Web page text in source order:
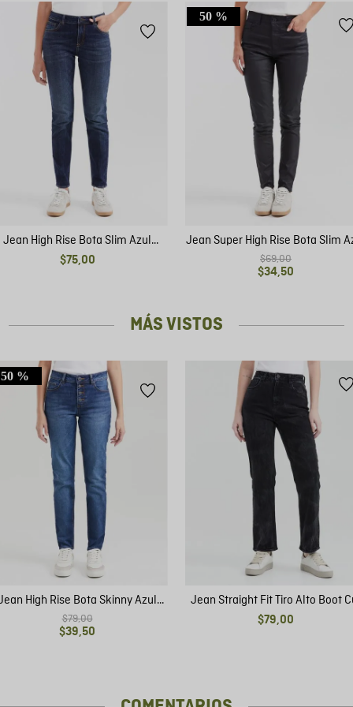
Jean High Rise Bota Slim Azul
Oscuro para Mujer
$75,00
50 %
Jean Super High Rise Bota Slim
Ultra Oscuro Resinado para Mujer
$69,00
$34,50
MÁS VISTOS
50 %
High Rise Bota Skinny Azul
Medio para Mujer
$79,00
$39,50
Jean Straight Fit Tiro Alto Boot
Gris Oscuro para Mujer
$79,00